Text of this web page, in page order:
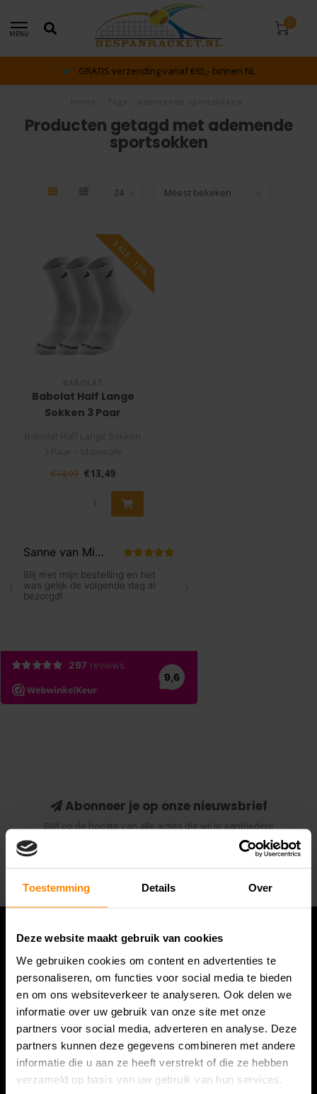
Toestemming Details Over
Deze website maakt gebruik van cookies
We gebruiken cookies om content en advertenties te
personaliseren, om functies voor social media te bieden
en om ons websiteverkeer te analyseren. Ook delen we
informatie over uw gebruik van onze site met onze
partners voor social media, adverteren en analyse. Deze
partners kunnen deze gegevens combineren met andere
informatie die u aan ze heeft verstrekt of die ze hebben
verzameld op basis van uw gebruik van hun services.
MENU
0
GRATIS verzending vanaf €65,- binnen NL
Producten getagd met ademende
sportsokken
SALE -10%
BABOLAT
Babolat Half Lange
Sokken 3 Paar
Ondersteuning en Comfort
op de Baa..
€14,99 €13,49
Abonneer je op onze nieuwsbrief
Blijf op de hoogte van alle acties die wij je aanbieden!
Abonneer
Bespanracket.nl is dé racketspecialist van Lelystad en
omstreken.